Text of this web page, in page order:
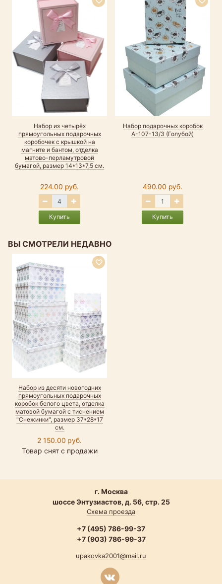
Набор из четырёх
прямоугольных подарочных
коробочек с крышкой на
магните и бантом, отделка
матово-перламутровой
бумагой, размер 14*13*7,5 см.
224.00 руб.
Купить
Набор подарочных коробок
А-107-13/3 (Голубой)
490.00 руб.
Купить
ВЫ СМОТРЕЛИ НЕДАВНО
Набор из десяти новогодних
прямоугольных подарочных
коробок белого цвета, отделка
матовой бумагой с тиснением
"Снежинки", размер 37*28*17
см.
2 150.00 руб.
Товар снят с продажи
г. Москва
шоссе Энтузиастов, д. 56, стр. 25
Схема проезда
+7 (495) 786-99-37
+7 (903) 786-99-37
upakovka2001@mail.ru